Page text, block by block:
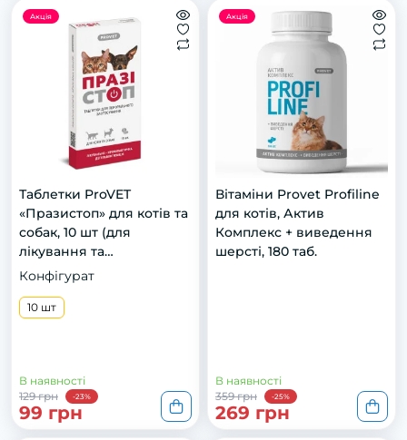
Акція
Таблетки ProVET
«Празистоп» для котів та
собак, 10 шт (для
лікування та
профілактики
Конфігурат
10 шт
В наявності
129 грн
-23%
99 грн
Акція
Вітаміни Provet Profiline
для котів, Актив
Комплекс + виведення
шерсті, 180 таб.
В наявності
359 грн
-25%
269 грн